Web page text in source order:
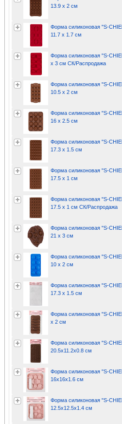
13.9 x 2 см
Форма силиконовая "S-
11.7 x 1.7 см
Форма силиконовая "S-
x 3 см СК/Распродажа
Форма силиконовая "S-
10.5 x 2 см
Форма силиконовая "S-
16 x 2.5 см
Форма силиконовая "S-
17.3 x 1.5 см
Форма силиконовая "S-
17.5 x 1 см
Форма силиконовая "S-
17.5 x 1 см СК/Распродажа
Форма силиконовая "S-
21 x 3 см
Форма силиконовая "S-
10 x 2 см
Форма силиконовая "S-
17.3 x 1.5 см
Форма силиконовая "S-
х 2 см
Форма силиконовая "S-
20.5х11.2х0.8 см
Форма силиконовая "S-
16х16х1.6 см
Форма силиконовая "S-
12.5х12.5х1.4 см